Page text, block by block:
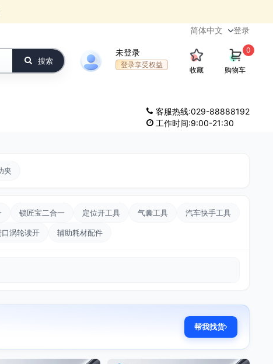
登录
搜索
未登录
登录享受权益
收藏 购物车
0
客服热线:029-88888192
工作时间:9:00-21:30
夹
锁匠宝二合一 定位开工具 气囊工具 汽车快手工具
口涡轮读开 辅助耗材配件
帮我找货